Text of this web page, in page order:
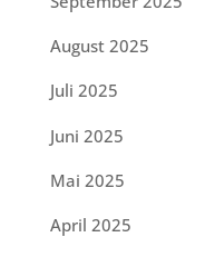
August 2025
Juli 2025
Juni 2025
Mai 2025
April 2025